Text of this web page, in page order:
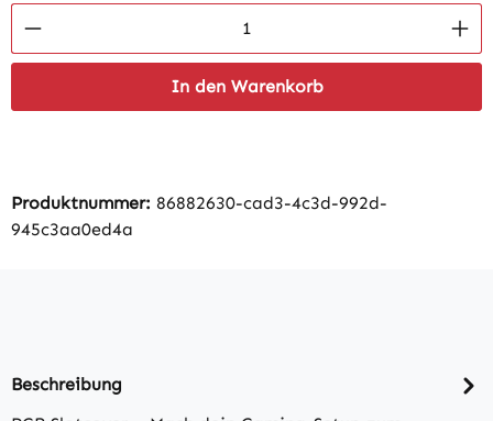
Produkt Anzahl: Gib den gewünschten
In den Warenkorb
Produktnummer: 86882630-cad3-4c3d-992d-
945c3aa0ed4a
Beschreibung